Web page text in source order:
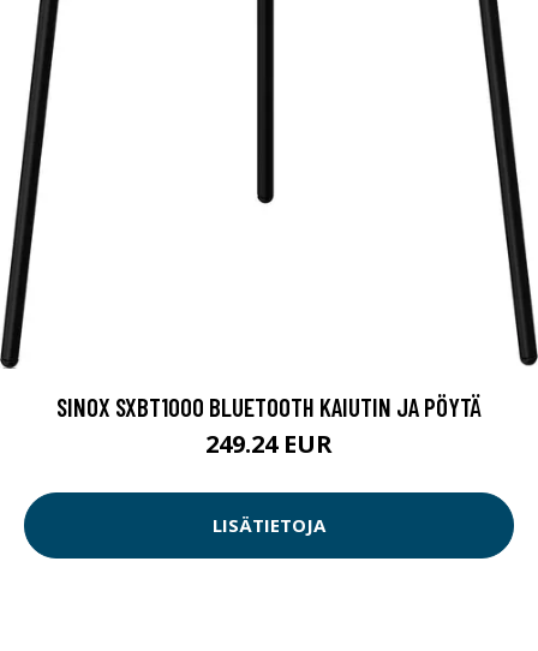
SINOX SXBT1000 BLUETOOTH KAIUTIN JA PÖYTÄ
249.24 EUR
LISÄTIETOJA